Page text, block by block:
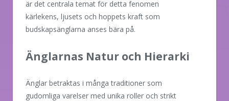
är det centrala temat för detta fenomen
kärlekens, ljusets och hoppets kraft som
budskapsänglarna anses bära på.
Änglarnas Natur och Hierarki
Änglar betraktas i många traditioner som
gudomliga varelser med unika roller och strikt